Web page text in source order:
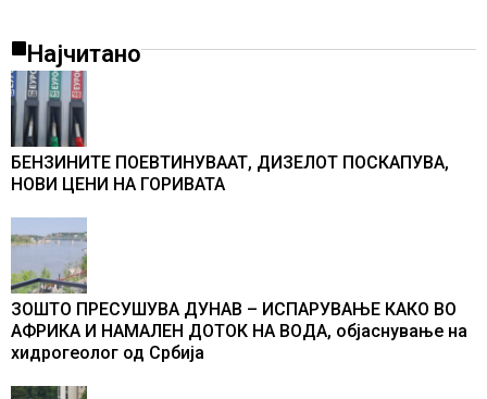
Најчитано
БЕНЗИНИТЕ ПОЕВТИНУВААТ, ДИЗЕЛОТ ПОСКАПУВА,
НОВИ ЦЕНИ НА ГОРИВАТА
ЗОШТО ПРЕСУШУВА ДУНАВ – ИСПАРУВАЊЕ КАКО ВО
АФРИКА И НАМАЛЕН ДОТОК НА ВОДА, објаснување на
хидрогеолог од Србија